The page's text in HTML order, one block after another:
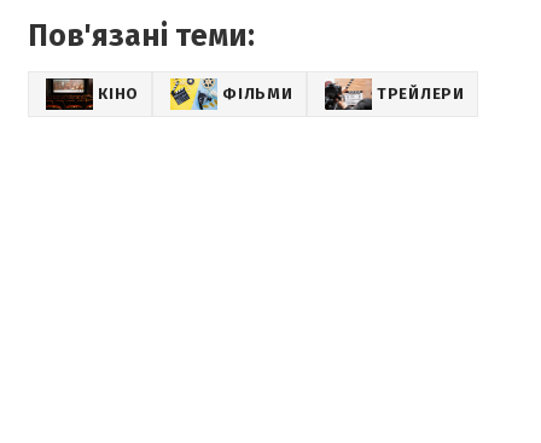
Пов'язані теми:
КІНО ФІЛЬМИ ТРЕЙЛЕРИ